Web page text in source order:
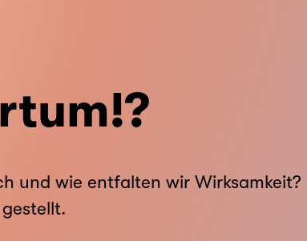
und wie entfalten wir Wirksamkeit?